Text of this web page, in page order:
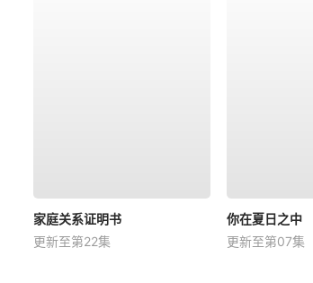
家庭关系证明书
更新至第22集
你在夏日之中
更新至第07集